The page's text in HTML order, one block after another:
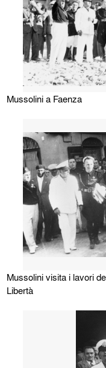
Mussolini a Faenza
Mussolini visita i lavori
Libertà